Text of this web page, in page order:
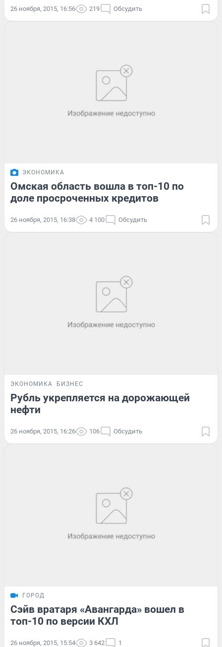
26 ноября, 2015, 16:56 219 Обсудить
ЭКОНОМИКА
Омская область вошла в топ-10 по
доле просроченных кредитов
26 ноября, 2015, 16:38 4 100 Обсудить
ЭКОНОМИКА БИЗНЕС
Рубль укрепляется на дорожающей
нефти
26 ноября, 2015, 16:26 106 Обсудить
ГОРОД
Сэйв вратаря «Авангарда» вошел в
топ-10 по версии КХЛ
26 ноября, 2015, 15:54 3 642 1